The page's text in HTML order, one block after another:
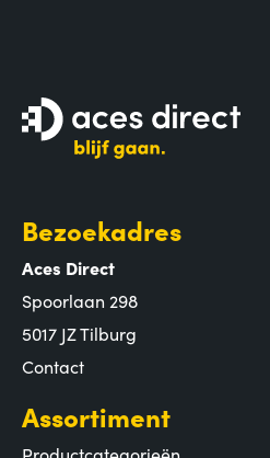
Bezoekadres
Aces Direct
Spoorlaan 298
5017 JZ Tilburg
Contact
Assortiment